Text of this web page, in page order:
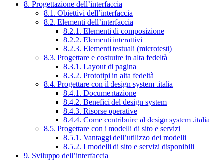
8. Progettazione dell’interfaccia
8.1. Obiettivi dell’interfaccia
8.2. Elementi dell’interfaccia
8.2.1. Elementi di composizione
8.2.2. Elementi interattivi
8.2.3. Elementi testuali (microtesti)
8.3. Progettare e costruire in alta fedeltà
8.3.1. Layout di pagina
8.3.2. Prototipi in alta fedeltà
8.4. Progettare con il design system .italia
8.4.1. Documentazione
8.4.2. Benefici del design system
8.4.3. Risorse operative
8.4.4. Come contribuire al design system .italia
8.5. Progettare con i modelli di sito e servizi
8.5.1. Vantaggi dell’utilizzo dei modelli
8.5.2. I modelli di sito e servizi disponibili
9. Sviluppo dell’interfaccia